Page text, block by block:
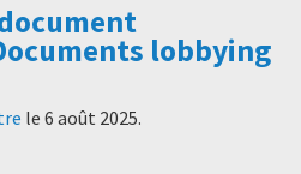
lobbying
le 6 août 2025.